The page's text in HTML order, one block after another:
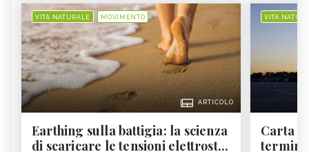
VITA NATURALE MOVIMENTO
ARTICOLO
Earthing sulla battigia: la scienza
di scaricare le tensioni elettrost...
VITA
Carta